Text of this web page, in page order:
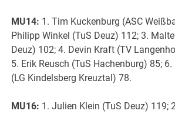
MU14: 1. Tim Kuckenburg (ASC
Philipp Winkel (TuS Deuz) 112; 3.
Deuz) 102; 4. Devin Kraft (TV
5. Erik Reusch (TuS Hachenburg) 85;
(LG Kindelsberg Kreuztal) 78.
MU16: 1. Julien Klein (TuS Deuz) 119;